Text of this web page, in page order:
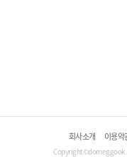
회사소개 이용약